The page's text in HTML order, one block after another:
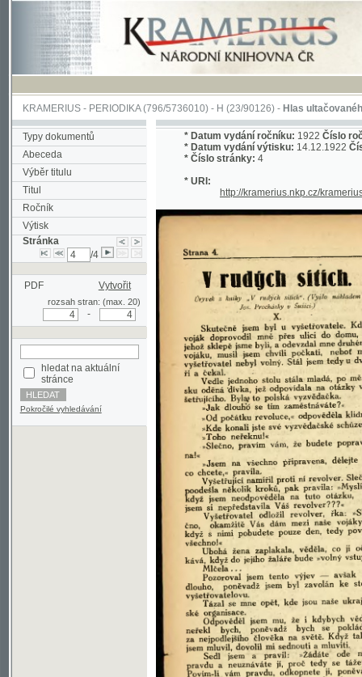
KRAMERIUS-PERIODIKA(796/5736010) -H(23/90126) -Hlas ultačovaného
Typy dokumentů
Abeceda
Výběr titulu
Titul
Ročník
Výtisk
Stránka
PDF Vytvořit
rozsah stran: (max. 20)
stránce
Pokročilé vyhledávání
Datum vydání výtisku:14.12.1922Číslo
Číslo stránky:4
http://kramerius.nkp.cz/kramerius/